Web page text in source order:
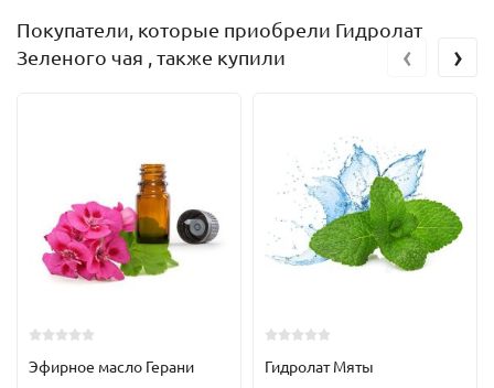
Покупатели, которые приобрели Гидролат
Зеленого чая , также купили
Эфирное масло Герани Гидролат Мяты
‹ ›